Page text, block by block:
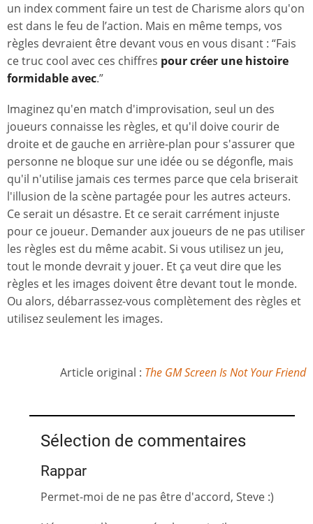
un index comment faire un test de Charisme alors qu'on
est dans le feu de l’action. Mais en même temps, vos
règles devraient être devant vous en vous disant : “Fais
ce truc cool avec ces chiffres pour créer une histoire
formidable avec.”
Imaginez qu'en match d'improvisation, seul un des
joueurs connaisse les règles, et qu'il doive courir de
droite et de gauche en arrière-plan pour s'assurer que
personne ne bloque sur une idée ou se dégonfle, mais
qu'il n'utilise jamais ces termes parce que cela briserait
l'illusion de la scène partagée pour les autres acteurs.
Ce serait un désastre. Et ce serait carrément injuste
pour ce joueur. Demander aux joueurs de ne pas utiliser
les règles est du même acabit. Si vous utilisez un jeu,
tout le monde devrait y jouer. Et ça veut dire que les
règles et les images doivent être devant tout le monde.
Ou alors, débarrassez-vous complètement des règles et
utilisez seulement les images.
Article original : The GM Screen Is Not Your Friend
Sélection de commentaires
Rappar
Permet-moi de ne pas être d'accord, Steve :)